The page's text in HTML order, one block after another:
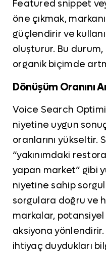
Featured snippet
öne çıkmak,
güçlendirir ve
oluşturur. Bu
organik biçimde
Dönüşüm Oranını
Voice Search
niyetine uygun
oranlarını yükseltir.
“yakınımdaki
yapan market” gibi
niyetine sahip
sorgulara doğru ve
markalar,
aksiyona yönlendirir.
ihtiyaç duydukları